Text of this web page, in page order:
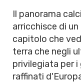
Il panorama
arricchisce di
capitolo che
terra che negli
privilegiata per
raffinati